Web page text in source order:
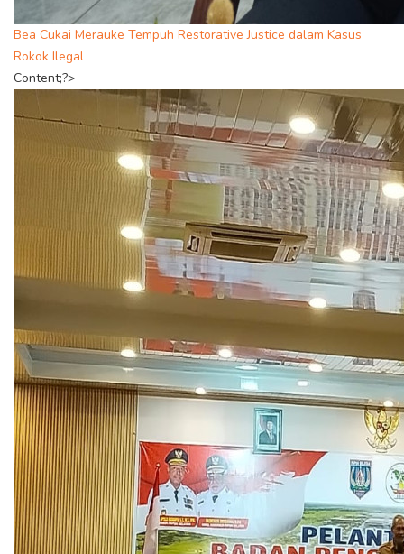
Bea Cukai Merauke Tempuh Restorative Justice dalam Kasus
Rokok Ilegal
Content;?>